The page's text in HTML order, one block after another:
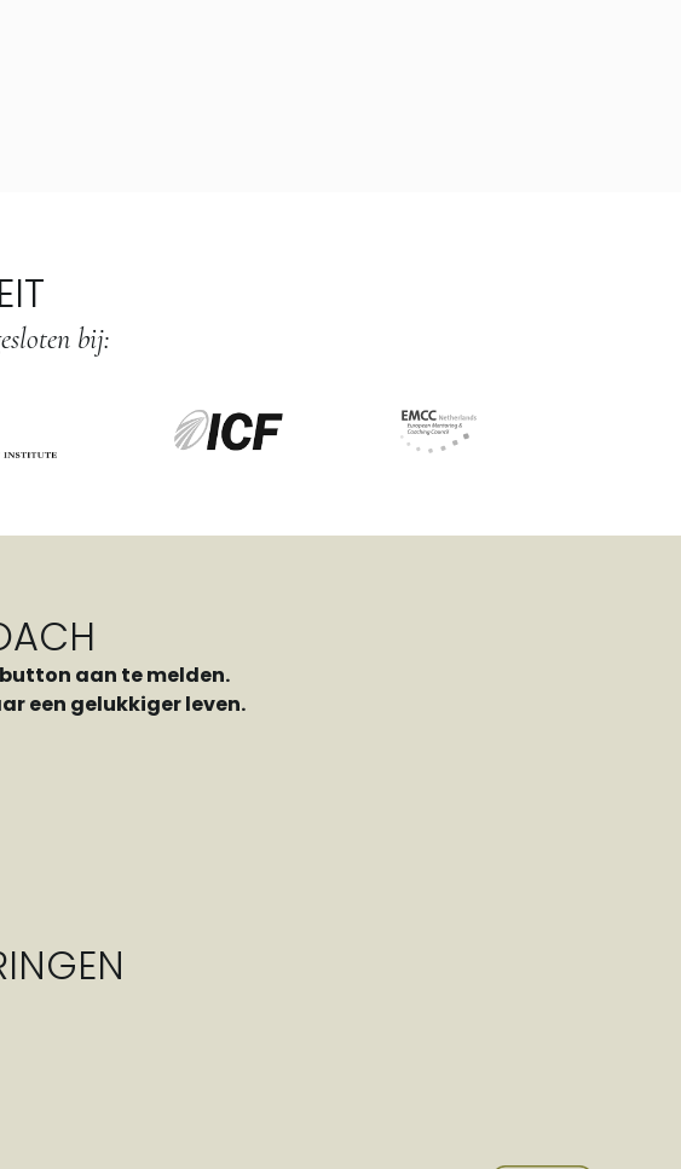
bij:
aan te melden.
een gelukkiger leven.